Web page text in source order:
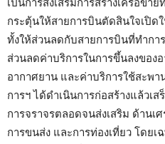
เป็นการส่งเสริมการสร้างเครือข่า
กระตุ้นให้สายการบินตัดสินใจเปิด
ทั้งให้ส่วนลดกับสายการบินที่ทํากา
ส่วนลดค่าบริการในการขึ้นลงของ
อากาศยาน และค่าบริการใช้สะพ
การฯ ได้ดำเนินการก่อสร้างแล้วเ
การจราจรตลอดจนส่งเสริม ด้านเ
การขนส่ง และการท่องเที่ยว โดย